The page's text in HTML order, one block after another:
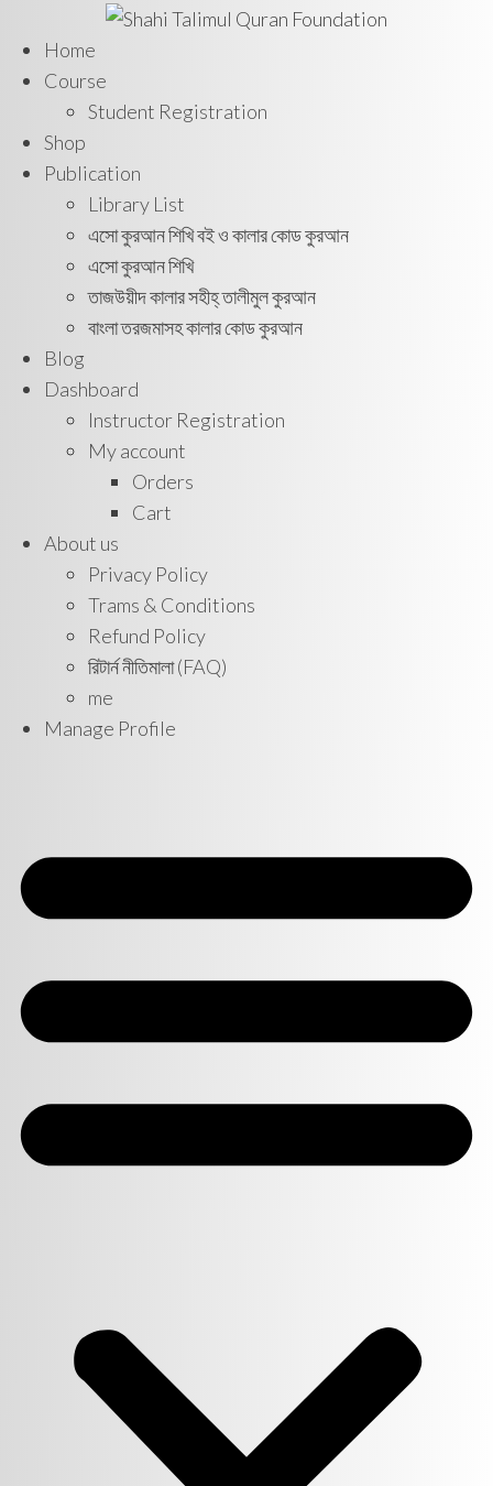
Home
Course
Student Registration
Shop
Publication
Library List
এসো কুরআন শিখি বই ও কালার কোড কুরআন
এসো কুরআন শিখি
তাজউয়ীদ কালার সহীহ্ তালীমুল কুরআন
বাংলা তরজমাসহ কালার কোড কুরআন
Blog
Dashboard
Instructor Registration
My account
Orders
Cart
About us
Privacy Policy
Trams & Conditions
Refund Policy
রিটার্ন নীতিমালা (FAQ)
me
Manage Profile